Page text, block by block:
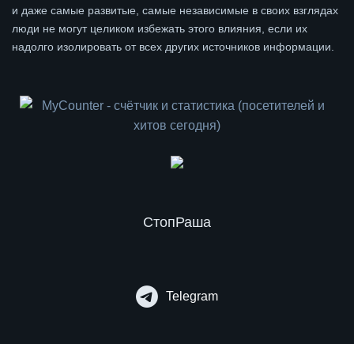
и даже самые развитые, самые независимые в своих взглядах
люди не могут целиком избежать этого влияния, если их
надолго изолировать от всех других источников информации.
СтопРаша
Telegram